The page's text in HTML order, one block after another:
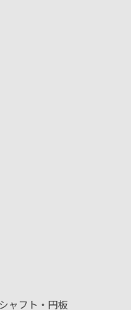
ャフト・円板